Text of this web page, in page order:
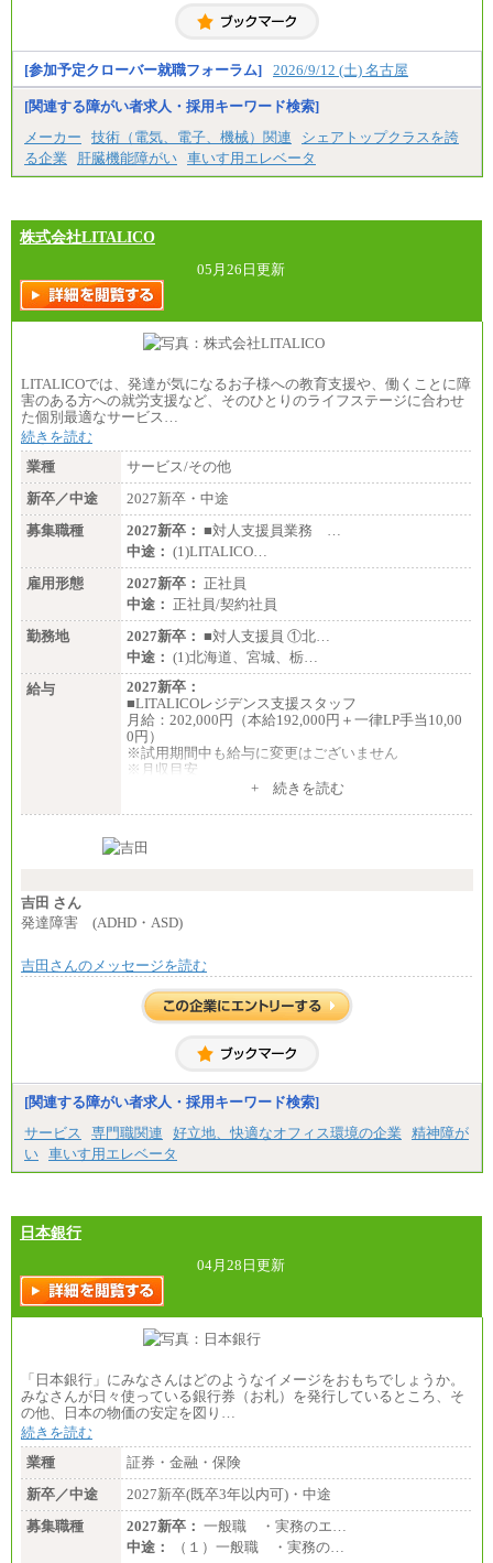
[参加予定クローバー就職フォーラム] 2026/9/12 (土) 名古屋
[関連する障がい者求人・採用キーワード検索]
メーカー
技術（電気、電子、機械）関連
シェアトップクラスを誇
る企業
肝臓機能障がい 車いす用エレベータ
株式会社LITALICO
05月26日更新
LITALICOでは、発達が気になるお子様への教育支援や、働くことに障
害のある方への就労支援など、そのひとりのライフステージに合わせ
た個別最適なサービス…
続きを読む
業種
サービス/その他
新卒／中途
2027新卒・中途
募集職種
2027新卒： ■対人支援員業務 …
中途： (1)LITALICO…
雇用形態
2027新卒： 正社員
中途： 正社員/契約社員
勤務地
2027新卒： ■対人支援員 ①北…
中途： (1)北海道、宮城、栃…
給与
2027新卒：
■LITALICOレジデンス支援スタッフ
月給：202,000円（本給192,000円＋一律LP手当10,00
0円）
※試用期間中も給与に変更はございません
※月収目安
夜勤回数により変動
条件あり）
■その他職種共通
月給：25万3,400円～
※20時間を超過した場合は別途支給
中途：
(1)(2)月給：25万3400円～28万5900円
※20時間を超過した場合は別途支給
※試用期間中も給与に変更はございません
+ 続きを読む
吉田 さん
発達障害 (ADHD・ASD)
吉田さんのメッセージを読む
[関連する障がい者求人・採用キーワード検索]
サービス
専門職関連 好立地、快適なオフィス環境の企業
精神障が
い 車いす用エレベータ
日本銀行
04月28日更新
「日本銀行」にみなさんはどのようなイメージをおもちでしょうか。
みなさんが日々使っている銀行券（お札）を発行しているところ、そ
の他、日本の物価の安定を図り…
続きを読む
業種
証券・金融・保険
新卒／中途
2027新卒(既卒3年以内可)・中途
募集職種
2027新卒： 一般職 ・実務のエ…
中途：
（１）一般職 ・実務の…